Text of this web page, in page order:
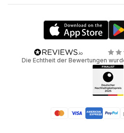
Die Echtheit der Bewertungen